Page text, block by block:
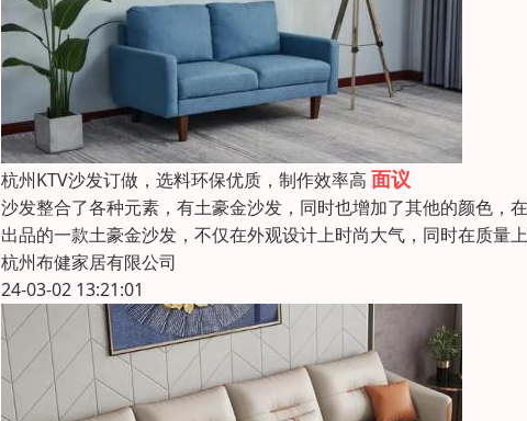
杭州KTV沙发订做，选料环保优质，制作效率高 面议
沙发整合了各种元素，有土豪金沙发，同时也增加了其他的颜色，
出品的一款土豪金沙发，不仅在外观设计上时尚大气，同时在质
杭州布健家居有限公司
24-03-02 13:21:01